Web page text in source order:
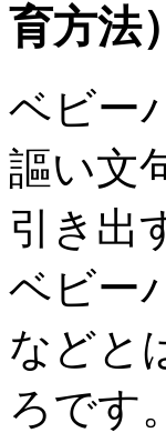
育方法）
ベビー
謳い文
引き出
ベビー
などと
ろです。